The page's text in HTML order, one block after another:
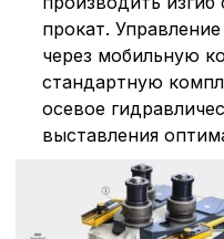
прокат.
через мобильную
стандартную
осевое
выставления